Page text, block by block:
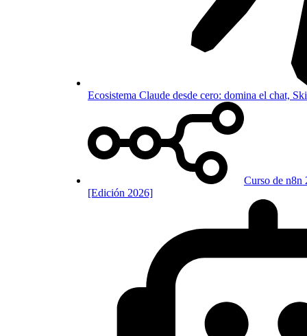
Ecosistema Claude desde cero: domina el chat,
Curso de n8n
[Edición 2026]